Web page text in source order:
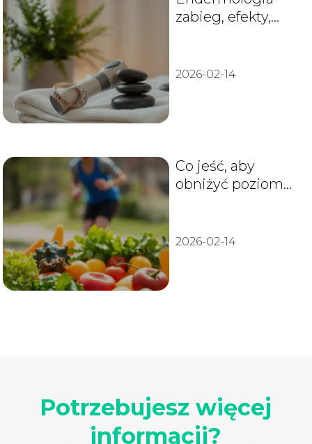
zabieg, efekty,
2026-02-14
Co jeść, aby
obniżyć poziom
2026-02-14
Potrzebujesz więcej
informacji?